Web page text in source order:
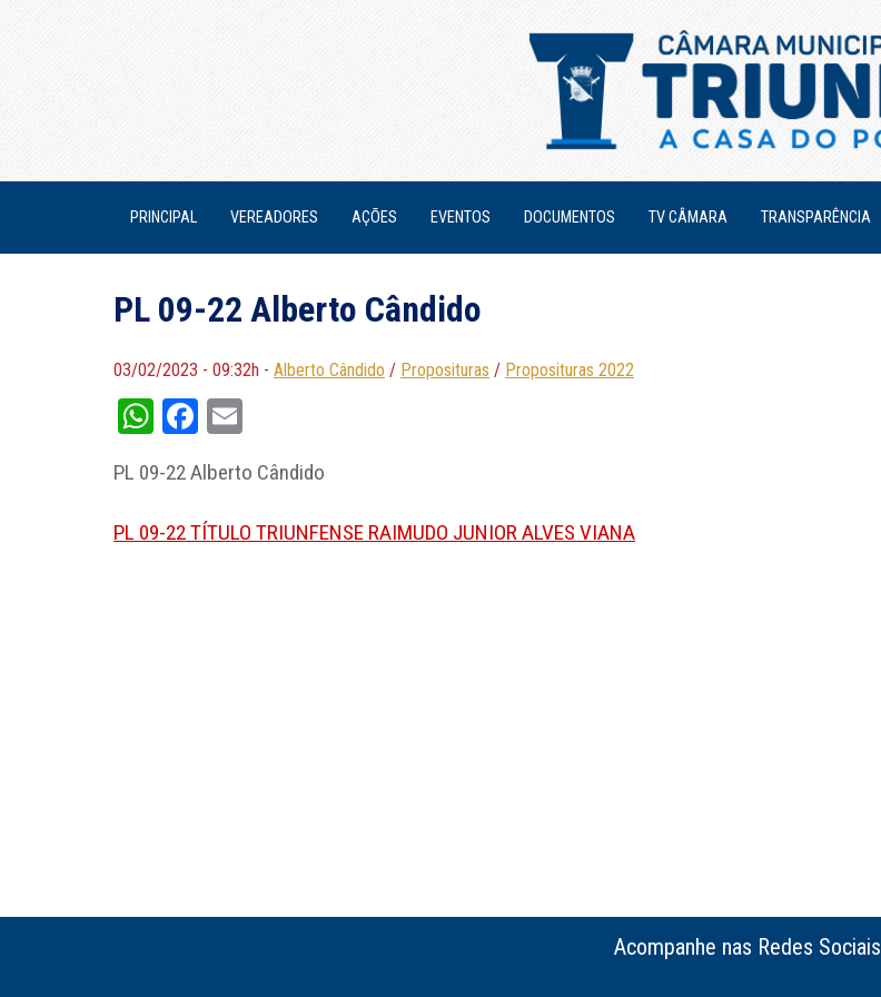
PRINCIPAL VEREADORES AÇÕES EVENTOS DOCUMENTOS TV CÂMARA TRANSPARÊNCIA
PL 09-22 Alberto Cândido
03/02/2023 - 09:32h - Alberto Cândido / Proposituras / Proposituras 2022
WhatsApp
Facebook
PL 09-22 Alberto Cândido
PL 09-22 TÍTULO TRIUNFENSE RAIMUDO JUNIOR ALVES VIANA
Acompanhe nas Redes Sociais